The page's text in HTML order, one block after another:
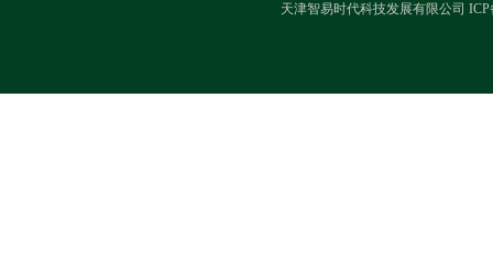
天津智易时代科技发展有限公司 ICP